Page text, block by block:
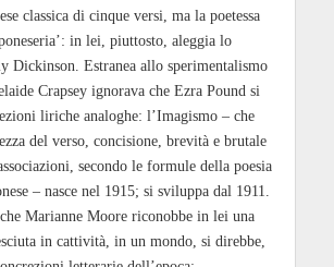
classica di cinque versi, ma la poetessa
in lei, piuttosto, aleggia lo
Dickinson. Estranea allo sperimentalismo
Crapsey ignorava che Ezra Pound si
liriche analoghe: l’Imagismo – che
del verso, concisione, brevità e brutale
secondo le formule della poesia
– nasce nel 1915; si sviluppa dal 1911.
Marianne Moore riconobbe in lei una
in cattività, in un mondo, si direbbe,